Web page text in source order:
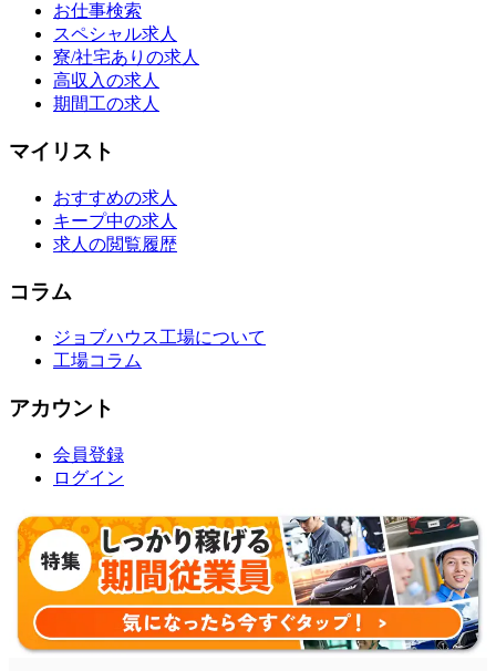
お仕事検索
スペシャル求人
寮/社宅ありの求人
高収入の求人
期間工の求人
マイリスト
おすすめの求人
キープ中の求人
求人の閲覧履歴
コラム
ジョブハウス工場について
工場コラム
アカウント
会員登録
ログイン